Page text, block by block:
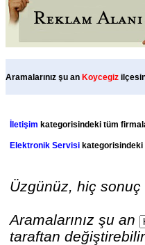
Aramalarınız şu an Koycegiz
İletişim kategorisindeki tüm
Elektronik Servisi kategorisindeki
Üzgünüz, hiç sonuç
Aramalarınız şu an
taraftan